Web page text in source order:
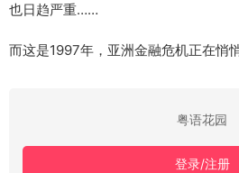
也日趋严重……
而这是1997年，亚洲金融危机正在悄
粤语花园
登录/注册